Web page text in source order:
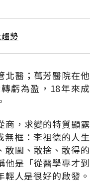
勢
北醫；萬芳醫院在他
虧為盈，18年來成
商，求變的特質顯露
框：李祖德的人生
敢闖、敢捨、敢得的
他是「從醫學專才到
人是很好的啟發。